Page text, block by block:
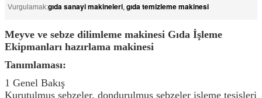
Vurgulamak:gıda sanayi makineleri, gıda temizleme makinesi
Meyve ve sebze dilimleme makinesi Gıda İşleme
Ekipmanları hazırlama makinesi
Tanımlaması:
1 Genel Bakış
Kurutulmuş sebzeler, dondurulmuş sebzeler işleme tesisleri